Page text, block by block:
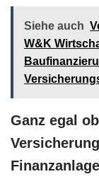
Siehe auch
W&K
Ganz egal